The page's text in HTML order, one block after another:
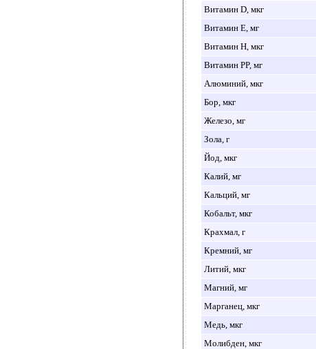
Витамин D, мкг
Витамин E, мг
Витамин H, мкг
Витамин PP, мг
Алюминий, мкг
Бор, мкг
Железо, мг
Зола, г
Йод, мкг
Калий, мг
Кальций, мг
Кобальт, мкг
Крахмал, г
Кремний, мг
Литий, мкг
Магний, мг
Марганец, мкг
Медь, мкг
Молибден, мкг